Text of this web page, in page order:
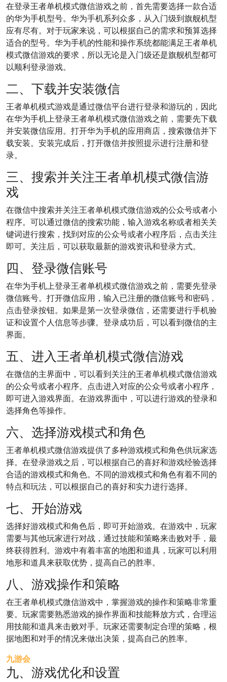
在登录王者单机模式微信游戏之前，首先需要选择一款合适
的华为手机型号。华为手机系列众多，从入门级到旗舰机型
应有尽有。对于玩家来说，可以根据自己的需求和预算选择
适合的型号。华为手机的性能和操作系统都能满足王者单机
模式微信游戏的要求，所以无论是入门级还是旗舰机型都可
以顺利登录游戏。
二、下载并安装微信
王者单机模式游戏是通过微信平台进行登录和游玩的，因此
在华为手机上登录王者单机模式微信游戏之前，需要先下载
并安装微信应用。打开华为手机的应用商店，搜索微信并下
载安装。安装完成后，打开微信并按照提示进行注册和登
录。
三、搜索并关注王者单机模式微信游
戏
在微信中搜索并关注王者单机模式微信游戏的公众号或者小
程序。可以通过微信的搜索功能，输入游戏名称或者相关关
键词进行搜索，找到对应的公众号或者小程序后，点击关注
即可。关注后，可以获取最新的游戏资讯和登录方式。
四、登录微信账号
在华为手机上登录王者单机模式微信游戏之前，需要先登录
微信账号。打开微信应用，输入已注册的微信账号和密码，
点击登录按钮。如果是第一次登录微信，还需要进行手机验
证和设置个人信息等步骤。登录成功后，可以看到微信的主
界面。
五、进入王者单机模式微信游戏
在微信的主界面中，可以看到关注的王者单机模式微信游戏
的公众号或者小程序。点击进入对应的公众号或者小程序，
即可进入游戏界面。在游戏界面中，可以进行游戏的登录和
选择角色等操作。
六、选择游戏模式和角色
王者单机模式微信游戏提供了多种游戏模式和角色供玩家选
择。在登录游戏之后，可以根据自己的喜好和游戏经验选择
合适的游戏模式和角色。不同的游戏模式和角色有着不同的
特点和玩法，可以根据自己的喜好和实力进行选择。
七、开始游戏
选择好游戏模式和角色后，即可开始游戏。在游戏中，玩家
需要与其他玩家进行对战，通过技能和策略来击败对手，最
终获得胜利。游戏中有着丰富的地图和道具，玩家可以利用
地形和道具来获取优势，提高自己的胜率。
八、游戏操作和策略
在王者单机模式微信游戏中，掌握游戏的操作和策略非常重
要。玩家需要熟悉游戏的操作界面和技能释放方式，合理运
用技能和道具来击败对手。玩家还需要制定合理的策略，根
据地图和对手的情况来做出决策，提高自己的胜率。
九游会
九、游戏优化和设置